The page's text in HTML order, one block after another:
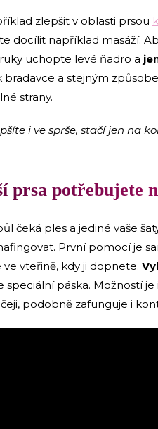
zlepšit v oblasti prsou
docílit například masáží.
uchopte levé ňadro a
a stejným
strany.
i ve sprše, stačí jen na
prsa potřebujete
čeká ples a jediné vaše
První pomocí je
vteřině, kdy ji dopnete.
páska. Možností
podobně zafunguje i